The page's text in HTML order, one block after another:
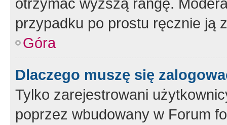
przypadku po prostu ręcznie ją
Góra
Dlaczego muszę się
Tylko zarejestrowani
poprzez wbudowany w Forum